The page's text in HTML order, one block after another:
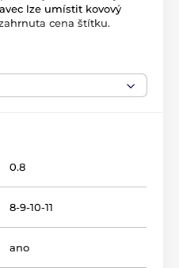
lze umístit kovový
cena štítku.
trofeje
0.8
8-9-10-11
ano